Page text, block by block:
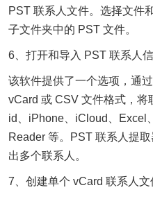
PST 联系人文件。选择文件
子文件夹中的 PST 文件。
6、打开和导入 PST 联系人
该软件提供了一个选项，通
vCard 或 CSV 文件格式，将
id、iPhone、iCloud、Excel
Reader 等。PST 联系人提
出多个联系人。
7、创建单个 vCard 联系人文